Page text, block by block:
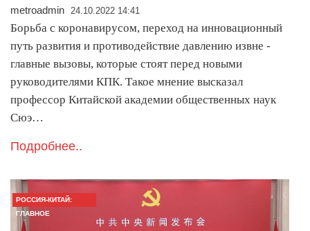
metroadmin 24.10.2022 14:41
Борьба с коронавирусом, переход на инновационный
путь развития и противодействие давлению извне -
главные вызовы, которые стоят перед новыми
руководителями КПК. Такое мнение высказал
профессор Китайской академии общественных наук
Сюэ…
Подробнее..
РОССИЯ-КИТАЙ:
ГЛАВНОЕ